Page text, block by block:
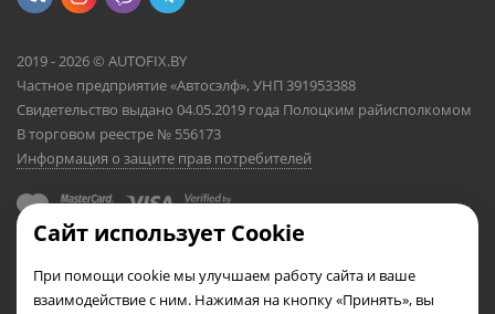
2019 - 2026 © AUTOFIX.BY
Частное предприятие «Автосэлф», УНП 391953388
Свидетельство выдано 04.05.2019 года Полоцким райисполкомом
В торговом реестре № 556173
Информация о защите прав потребителей
Сайт использует Cookie
При помощи cookie мы улучшаем работу сайта и ваше
взаимодействие с ним. Нажимая на кнопку «Принять», вы